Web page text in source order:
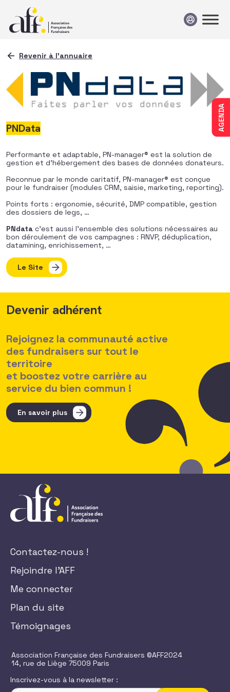
AGENDA
Revenir à l'annuaire
PNData
Performante et adaptable, PN-manager® est la solution de
gestion et d’hébergement des bases de données donateurs.
Reconnue par le monde caritatif, PN-manager® est conçue
pour le fundraiser (modules CRM, saisie, marketing, reporting).
Points forts : ergonomie, sécurité, DMP compatible, gestion
des dossiers de legs, …
PNdata c’est aussi l’ensemble des solutions nécessaires au
bon déroulement de vos campagnes : RNVP, déduplication,
datamining, enrichissement, …
Le Site
Devenir adhérent
Rejoignez la communauté active
des fundraisers sur tout le
territoire
et boostez votre carrière au
service du bien commun !
En savoir plus
Contactez-nous !
Rejoindre l'AFF
Me connecter
Plan du site
Témoignages
Association Française des Fundraisers ©AFF2024
14, rue de Liège 75009 Paris
Inscrivez-vous à la newsletter :